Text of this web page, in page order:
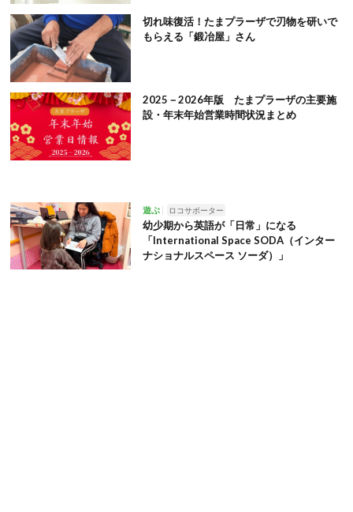
切れ味復活！たまプラーザで刃物を研いで
もらえる「鍛冶屋」さん
2025－2026年版 たまプラーザの主要施
設・年末年始営業時間状況まとめ
遊ぶ ロコサポーター
幼少期から英語が「日常」になる
「International Space SODA（インター
ナショナルスペース ソーダ）」